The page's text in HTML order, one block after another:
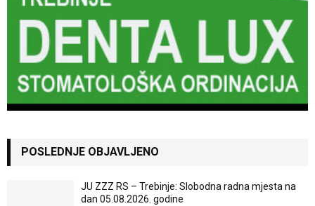
POSLEDNJE OBJAVLJENO
JU ZZZ RS – Trebinje: Slobodna radna mjesta na
dan 05.08.2026. godine